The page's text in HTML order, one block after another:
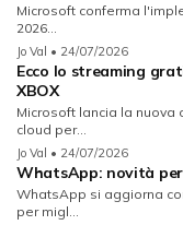
Microsoft conferma
2026...
Jo Val • 24/07/2026
Ecco lo streaming
XBOX
Microsoft lancia la
cloud per...
Jo Val • 24/07/2026
WhatsApp: novità
WhatsApp si aggiorna
per migl...